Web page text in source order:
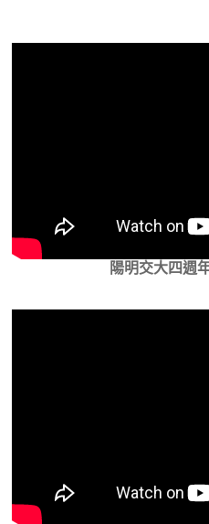
陽明交大四週